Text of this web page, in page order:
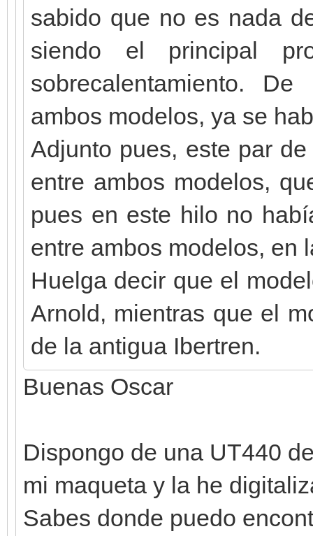
sabido que no es nada
siendo el principal
sobrecalentamiento.
ambos modelos, ya se
Adjunto pues, este par
entre ambos modelos,
pues en este hilo no
entre ambos modelos, en
Huelga decir que el
Arnold, mientras que el
de la antigua Ibertren.
Buenas Oscar
Dispongo de una UT440
mi maqueta y la he
Sabes donde puedo